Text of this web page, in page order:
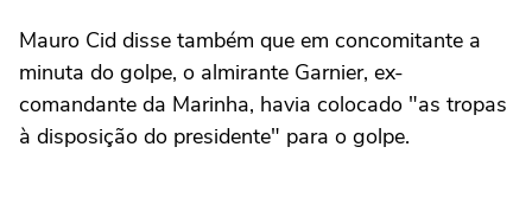
Mauro Cid disse também que em concomitante a
minuta do golpe, o almirante Garnier, ex-
comandante da Marinha, havia colocado "as tropas
à disposição do presidente" para o golpe.